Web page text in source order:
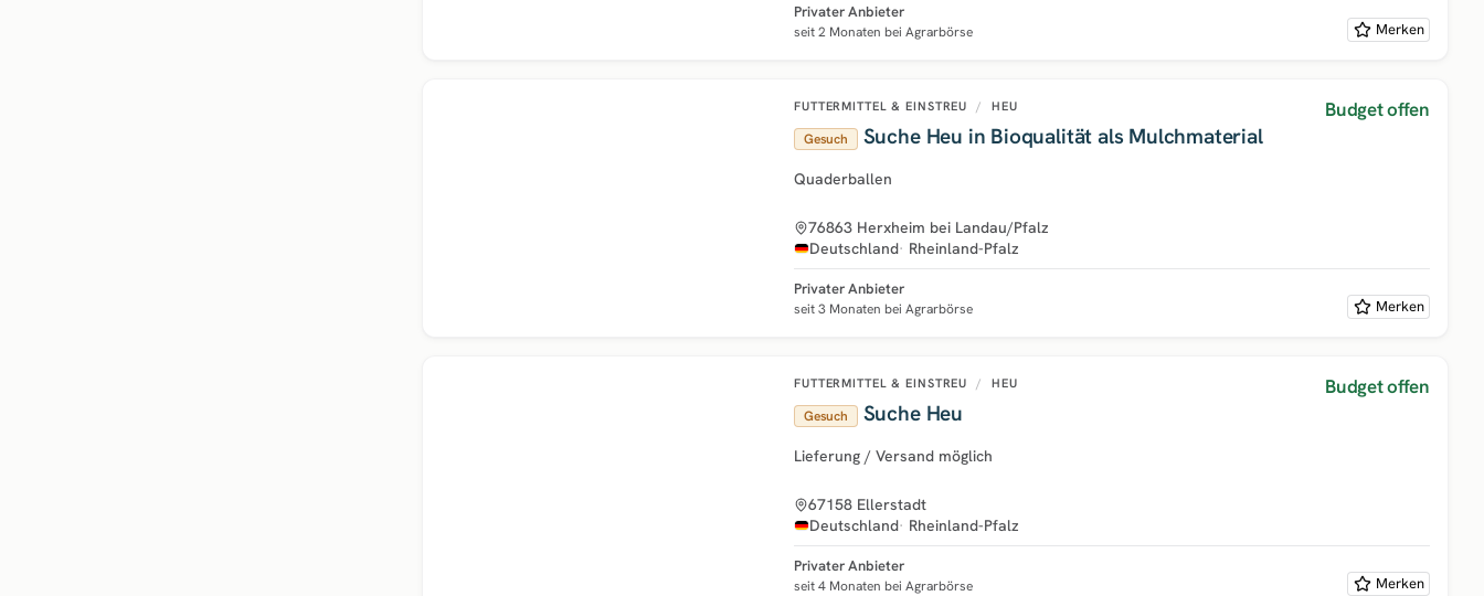
Privater Anbieter
seit 2 Monaten bei Agrarbörse Merken
FUTTERMITTEL & EINSTREU / HEU
Gesuch Suche Heu in Bioqualität als Mulchmaterial
Budget offen
Quaderballen
76863 Herxheim bei Landau/Pfalz
Deutschland Rheinland-Pfalz
Privater Anbieter
seit 3 Monaten bei Agrarbörse Merken
FUTTERMITTEL & EINSTREU / HEU
Gesuch Suche Heu
Budget offen
Lieferung / Versand möglich
67158 Ellerstadt
Deutschland Rheinland-Pfalz
Privater Anbieter
seit 4 Monaten bei Agrarbörse Merken